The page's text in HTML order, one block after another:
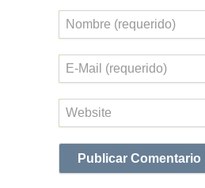
Nombre
Correo
electrónico
Web